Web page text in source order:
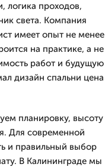
логика проходов,
света. Компания
имеет опыт не менее
на практике, а не
работ и будущую
дизайн спальни цена
планировку, высоту
Для современной
и правильный выбор
В Калининграде мы